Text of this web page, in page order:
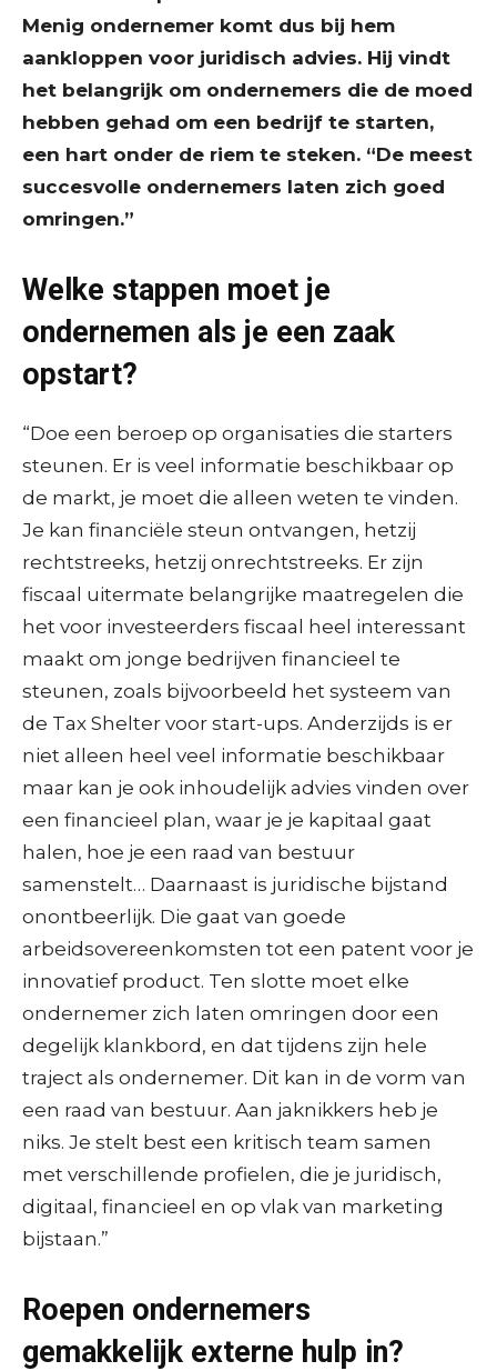
Menig ondernemer komt dus bij hem
aankloppen voor juridisch advies. Hij vindt
het belangrijk om ondernemers die de moed
hebben gehad om een bedrijf te starten,
een hart onder de riem te steken. “De meest
succesvolle ondernemers laten zich goed
omringen.”
Welke stappen moet je
ondernemen als je een zaak
opstart?
“Doe een beroep op organisaties die starters
steunen. Er is veel informatie beschikbaar op
de markt, je moet die alleen weten te vinden.
Je kan financiële steun ontvangen, hetzij
rechtstreeks, hetzij onrechtstreeks. Er zijn
fiscaal uitermate belangrijke maatregelen die
het voor investeerders fiscaal heel interessant
maakt om jonge bedrijven financieel te
steunen, zoals bijvoorbeeld het systeem van
de Tax Shelter voor start-ups. Anderzijds is er
niet alleen heel veel informatie beschikbaar
maar kan je ook inhoudelijk advies vinden over
een financieel plan, waar je je kapitaal gaat
halen, hoe je een raad van bestuur
samenstelt… Daarnaast is juridische bijstand
onontbeerlijk. Die gaat van goede
arbeidsovereenkomsten tot een patent voor je
innovatief product. Ten slotte moet elke
ondernemer zich laten omringen door een
degelijk klankbord, en dat tijdens zijn hele
traject als ondernemer. Dit kan in de vorm van
een raad van bestuur. Aan jaknikkers heb je
niks. Je stelt best een kritisch team samen
met verschillende profielen, die je juridisch,
digitaal, financieel en op vlak van marketing
bijstaan.”
Roepen ondernemers
gemakkelijk externe hulp in?